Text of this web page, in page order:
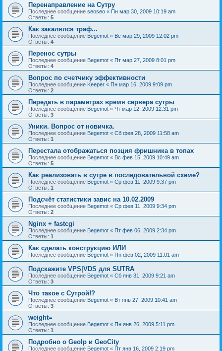
Перенаправление на Сутру
Последнее сообщение seoseo « Пн мар 30, 2009 10:19 am
Ответы: 5
Как закалялся траф...
Последнее сообщение Begemot « Вс мар 29, 2009 12:02 pm
Ответы: 4
Перенос сутры
Последнее сообщение Begemot « Пт мар 27, 2009 8:01 pm
Ответы: 4
Вопрос по счетчику эффективности
Последнее сообщение Keeper « Пн мар 16, 2009 9:09 pm
Ответы: 2
Передать в параметрах время сервера сутры
Последнее сообщение Begemot « Чт мар 12, 2009 12:31 pm
Ответы: 3
Уники. Вопрос от новичка.
Последнее сообщение Begemot « Сб фев 28, 2009 11:58 am
Ответы: 1
Перестала отображаться позция фришника в топах
Последнее сообщение Begemot « Вс фев 15, 2009 10:49 am
Ответы: 5
Как реализовать в сутре в последовательной схеме?
Последнее сообщение Begemot « Ср фев 11, 2009 9:37 pm
Ответы: 1
Подсчёт статистики завис на 10.02.2009
Последнее сообщение Begemot « Ср фев 11, 2009 9:34 pm
Ответы: 2
Nginx + fastcgi
Последнее сообщение Begemot « Пт фев 06, 2009 2:34 pm
Ответы: 1
Как сделать конструкцию ИЛИ
Последнее сообщение Begemot « Пн фев 02, 2009 11:01 am
Подскажите VPS|VDS для SUTRA
Последнее сообщение Begemot « Сб янв 31, 2009 9:21 am
Ответы: 3
Что такое с Сутрой!?
Последнее сообщение Begemot « Вт янв 27, 2009 10:41 am
Ответы: 3
weight=
Последнее сообщение Begemot « Пн янв 26, 2009 5:11 pm
Ответы: 1
Подробно о GeoIp и GeoCity
Последнее сообщение Begemot « Пт янв 16, 2009 2:19 pm